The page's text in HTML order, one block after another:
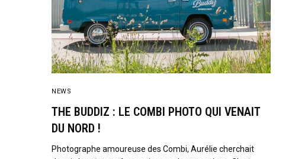
NEWS
THE BUDDIZ : LE COMBI PHOTO QUI VENAIT
DU NORD !
Photographe amoureuse des Combi, Aurélie cherchait